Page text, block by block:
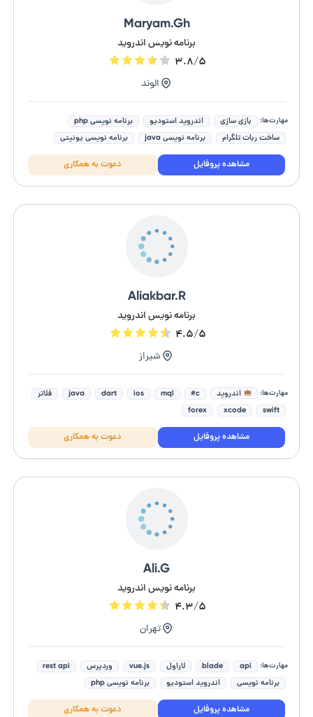
Maryam.Gh
برنامه نویس اندروید
۳.۸/۵
الوند
مهارت‌ها: بازی سازی اندروید استودیو
برنامه نویسی php
ساخت ربات تلگرام
برنامه نویسی java برنامه نویسی یونیتی
مشاهده پروفایل دعوت به همکاری
Aliakbar.R
برنامه نویس اندروید
۴.۵/۵
شیراز
مهارت‌ها: اندروید c#
mql
ios
dart
java
فلاتر
swift
xcode
forex
مشاهده پروفایل دعوت به همکاری
Ali.G
برنامه نویس اندروید
۴.۳/۵
تهران
مهارت‌ها: api
blade لاراول vue.js وردپرس
rest api
برنامه نویسی
اندروید استودیو
برنامه نویسی php
ساخت ربات تلگرام
مشاهده پروفایل دعوت به همکاری